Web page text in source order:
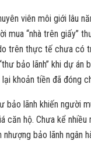
viên môi giới lâu
mua “nhà trên giấy”
trên thực tế chưa có
bảo lãnh” khi dự án
khoản tiền đã đóng
bảo lãnh khiến người
căn hộ. Chưa kể nhiều
bảo lãnh ngân